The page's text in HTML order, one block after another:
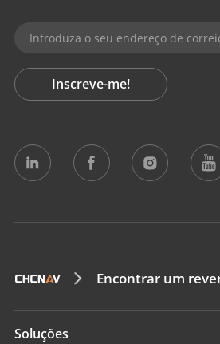
Inscreve-me!
Encontrar um
Soluções